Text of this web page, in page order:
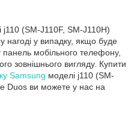
j110 (SM-J110F, SM-J110H)
нагоді у випадку, якщо буде
мобільного телефону,
зовнішнього вигляду. Купити
Samsung моделі j110 (SM-
Duos ви можете у нас на